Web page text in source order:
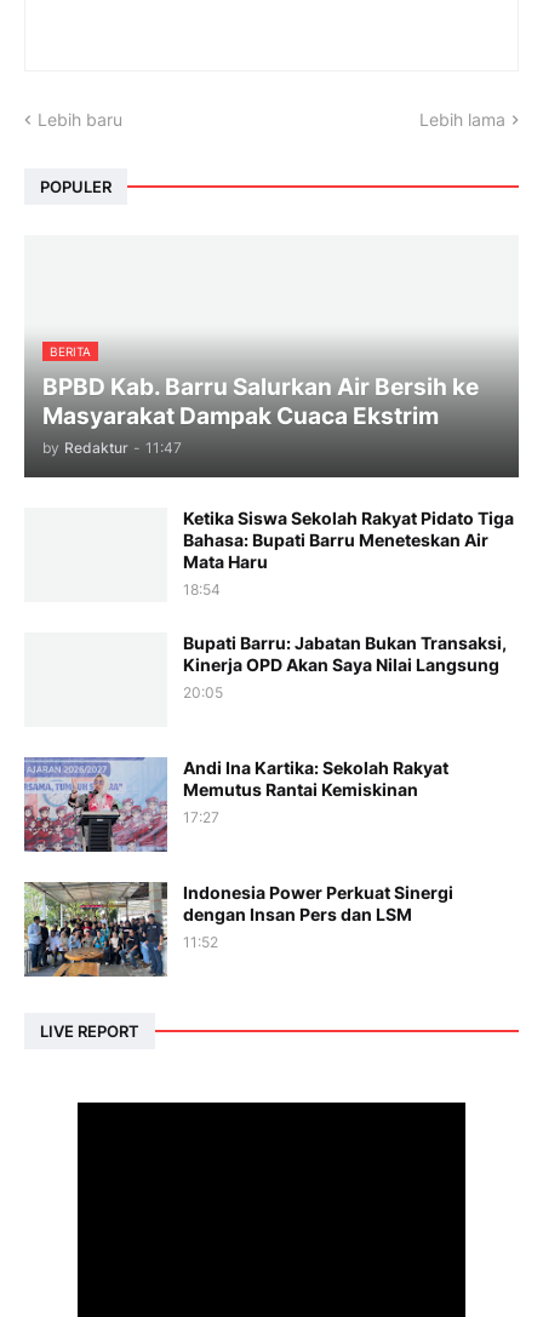
Lebih baru Lebih lama
POPULER
BERITA
BPBD Kab. Barru Salurkan Air Bersih ke
Masyarakat Dampak Cuaca Ekstrim
by Redaktur - 11:47
Ketika Siswa Sekolah Rakyat Pidato Tiga
Bahasa: Bupati Barru Meneteskan Air
Mata Haru
18:54
Bupati Barru: Jabatan Bukan Transaksi,
Kinerja OPD Akan Saya Nilai Langsung
20:05
Andi Ina Kartika: Sekolah Rakyat
Memutus Rantai Kemiskinan
17:27
Indonesia Power Perkuat Sinergi
dengan Insan Pers dan LSM
11:52
LIVE REPORT